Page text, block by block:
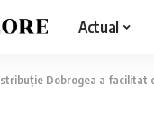
Actual
Dobrogea a facilitat